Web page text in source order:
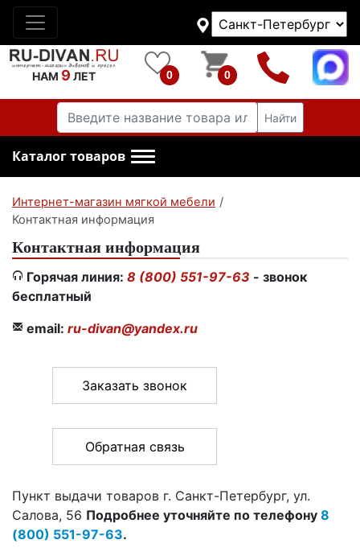
НАМ 9 ЛЕТ 0 0
Найти
Каталог товаров
Интернет-магазин мягкой мебели /
Контактная информация
Контактная информация
Горячая линия: 8 (800) 551-97-63 - звонок
бесплатный
email: ru-divan@yandex.ru
Заказать звонок
Обратная связь
Пункт выдачи товаров г. Санкт-Петербург, ул.
Салова, 56 Подробнее уточняйте по телефону 8
(800) 551-97-63.